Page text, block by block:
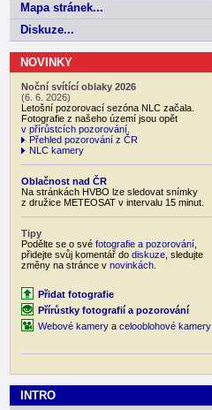
Mapa stránek...
Diskuze...
NOVINKY
Noční svítící oblaky 2026
(6. 6. 2026)
Letošní pozorovací sezóna NLC začala.
Fotografie z našeho území jsou opět
v přírůstcích pozorování
Přehled pozorování z ČR
NLC kamery
Oblačnost nad ČR
Na stránkách HVBO lze sledovat snímky
z družice METEOSAT v intervalu 15 minut.
Tipy
Podělte se o své fotografie a pozorování
přidejte svůj komentář do diskuze , sledujte
změny na stránce v novinkách
Přidat fotografie
Přírůstky fotografií a pozorování
Webové kamery a celooblohové kamery
INTRO